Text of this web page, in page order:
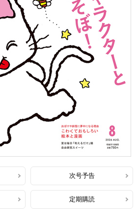
次号予告
定期購読